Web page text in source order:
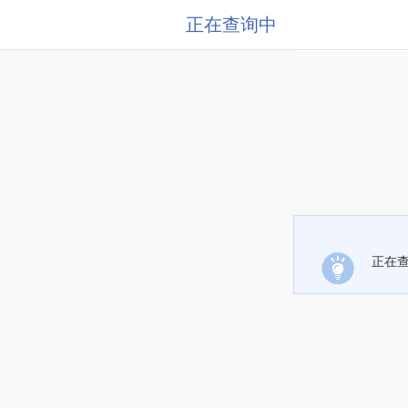
正在查询中
正在